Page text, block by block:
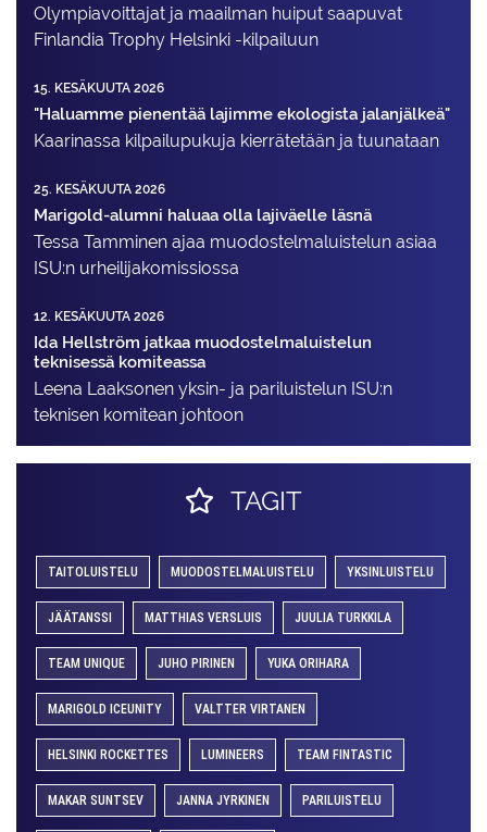
Olympiavoittajat ja maailman huiput saapuvat
Finlandia Trophy Helsinki -kilpailuun
15. KESÄKUUTA 2026
"Haluamme pienentää lajimme ekologista jalanjälkeä"
Kaarinassa kilpailupukuja kierrätetään ja tuunataan
25. KESÄKUUTA 2026
Marigold-alumni haluaa olla lajiväelle läsnä
Tessa Tamminen ajaa muodostelma­luistelun asiaa
ISU:n urheilija­komissiossa
12. KESÄKUUTA 2026
Ida Hellström jatkaa muodostelmaluistelun
teknisessä komiteassa
Leena Laaksonen yksin- ja pariluistelun ISU:n
teknisen komitean johtoon
TAGIT
TAITOLUISTELU MUODOSTELMALUISTELU YKSINLUISTELU
JÄÄTANSSI MATTHIAS VERSLUIS JUULIA TURKKILA
TEAM UNIQUE JUHO PIRINEN YUKA ORIHARA
MARIGOLD ICEUNITY VALTTER VIRTANEN
HELSINKI ROCKETTES LUMINEERS TEAM FINTASTIC
MAKAR SUNTSEV JANNA JYRKINEN PARILUISTELU